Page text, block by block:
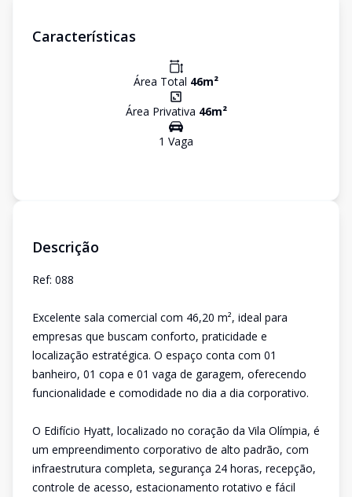
Características
Área Total 46m²
Área Privativa 46m²
1 Vaga
Descrição
Ref: 088
Excelente sala comercial com 46,20 m², ideal para
empresas que buscam conforto, praticidade e
localização estratégica. O espaço conta com 01
banheiro, 01 copa e 01 vaga de garagem, oferecendo
funcionalidade e comodidade no dia a dia corporativo.
O Edifício Hyatt, localizado no coração da Vila Olímpia, é
um empreendimento corporativo de alto padrão, com
infraestrutura completa, segurança 24 horas, recepção,
controle de acesso, estacionamento rotativo e fácil